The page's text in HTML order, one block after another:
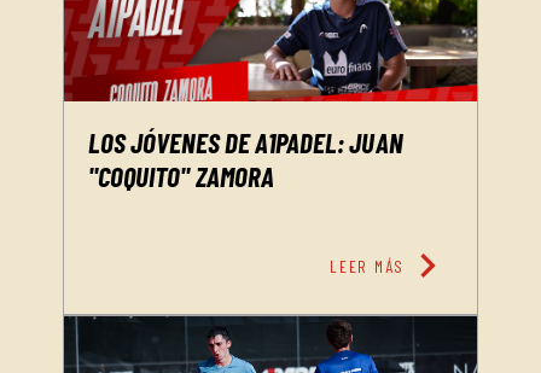
LOS JÓVENES DE A1PADEL: JUAN
"COQUITO" ZAMORA
LEER MÁS chevron_right